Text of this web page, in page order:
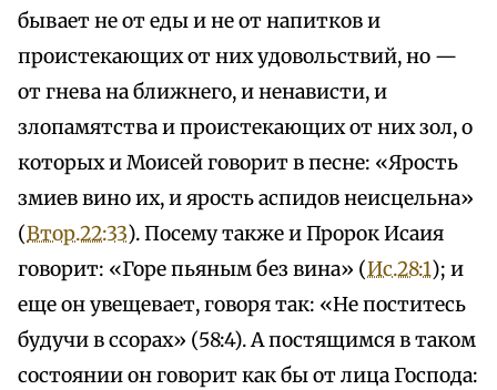
бывает не от еды и не от напитков и
проистекающих от них удовольствий, но —
от гнева на ближнего, и ненависти, и
злопамятства и проистекающих от них зол, о
которых и Моисей говорит в песне: «Ярость
змиев вино их, и ярость аспидов неисцельна»
(Втор.22:33). Посему также и Пророк Исаия
говорит: «Горе пьяным без вина» (Ис.28:1); и
еще он увещевает, говоря так: «Не поститесь
будучи в ссорах» (58:4). А постящимся в таком
состоянии он говорит как бы от лица Господа: